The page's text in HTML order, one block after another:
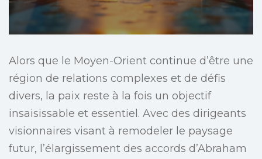
Alors que le Moyen-Orient continue d’être une
région de relations complexes et de défis
divers, la paix reste à la fois un objectif
insaisissable et essentiel. Avec des dirigeants
visionnaires visant à remodeler le paysage
futur, l’élargissement des accords d’Abraham